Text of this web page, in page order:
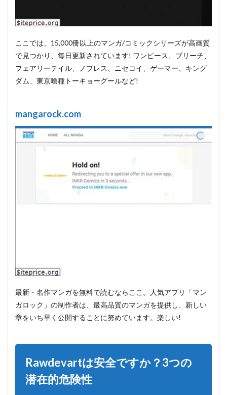
ここでは、15,000冊以上のマンガ/コミックシリーズが高画質
で見つかり、毎日更新されています! ワンピース、ブリーチ、
フェアリーテイル、ノブレス、ニセコイ、ゲーマー、キング
ダム、東京喰種トーキョーグールなど!
mangarock.com
最新・名作マンガを無料で読むならここ。人気アプリ「マン
ガロック」の制作者は、最高品質のマンガを提供し、新しい
章をいち早く公開することに努めています。楽しい!
Rawdevartは安全ですか？3つの
潜在的危険性